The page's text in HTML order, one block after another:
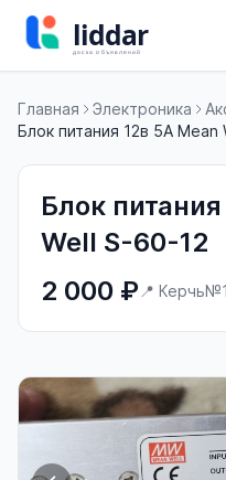
Главная Электроника
Блок питания 12в 5А Mean
Блок
Well S-60-12
2 000 ₽ 📍 Керчь